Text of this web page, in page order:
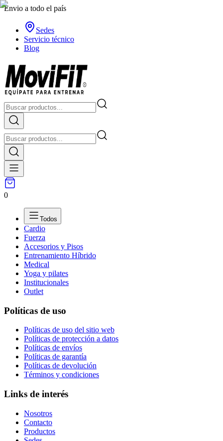
Envio a todo el país
Sedes
Servicio técnico
Blog
0
Todos
Cardio
Fuerza
Accesorios y Pisos
Entrenamiento Híbrido
Medical
Yoga y pilates
Institucionales
Outlet
Políticas de uso
Políticas de uso del sitio web
Políticas de protección a datos
Políticas de envíos
Políticas de garantía
Políticas de devolución
Términos y condiciones
Links de interés
Nosotros
Contacto
Productos